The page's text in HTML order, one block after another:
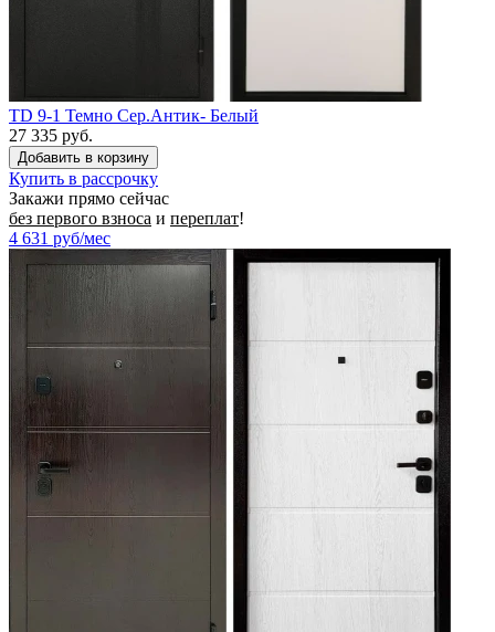
TD 9-1 Темно Сер.Антик- Белый
27 335 руб.
Купить в рассрочку
Закажи прямо сейчас
без первого взноса и переплат!
4 631 руб/мес